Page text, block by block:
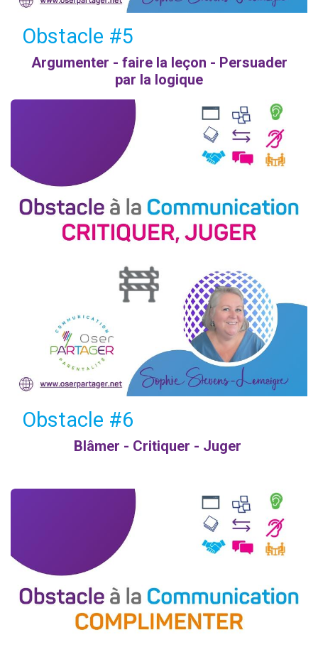
Obstacle #5
Argumenter - faire la leçon - Persuader
par la logique
Obstacle #6
Blâmer - Critiquer - Juger